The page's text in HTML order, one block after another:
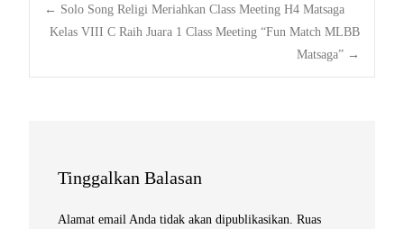
Post
navigation
← Solo Song Religi Meriahkan Class Meeting H4 Matsaga
Kelas VIII C Raih Juara 1 Class Meeting “Fun Match MLBB
Matsaga” →
Tinggalkan Balasan
Alamat email Anda tidak akan dipublikasikan. Ruas